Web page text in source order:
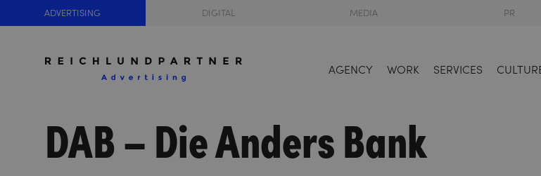
ADVERTISING DIGITAL MEDIA PR
AGENCY WORK SERVICES
DAB – Die Anders Bank